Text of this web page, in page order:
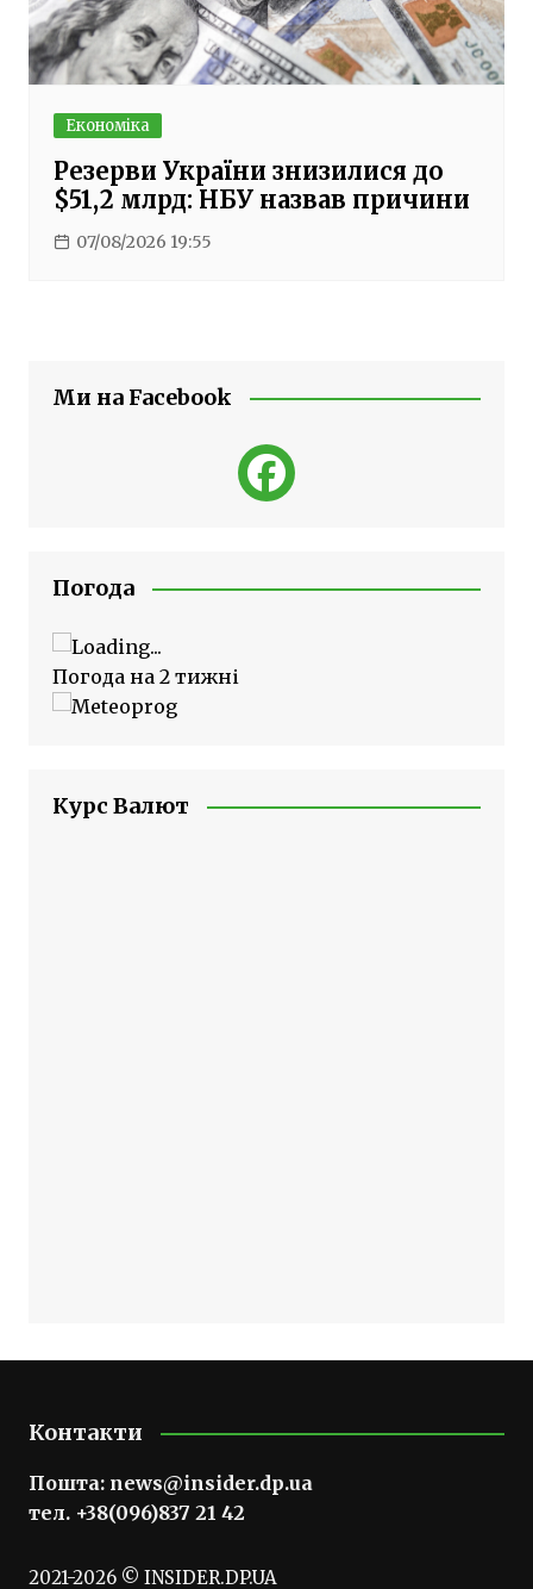
Економіка
Резерви України знизилися до
$51,2 млрд: НБУ назвав причини
07/08/2026 19:55
Ми на Facebook
Погода
Погода на 2 тижні
Курс Валют
Контакти
Пошта: news@insider.dp.ua
тел. +38(096)837 21 42
2021-2026 © INSIDER.DP.UA